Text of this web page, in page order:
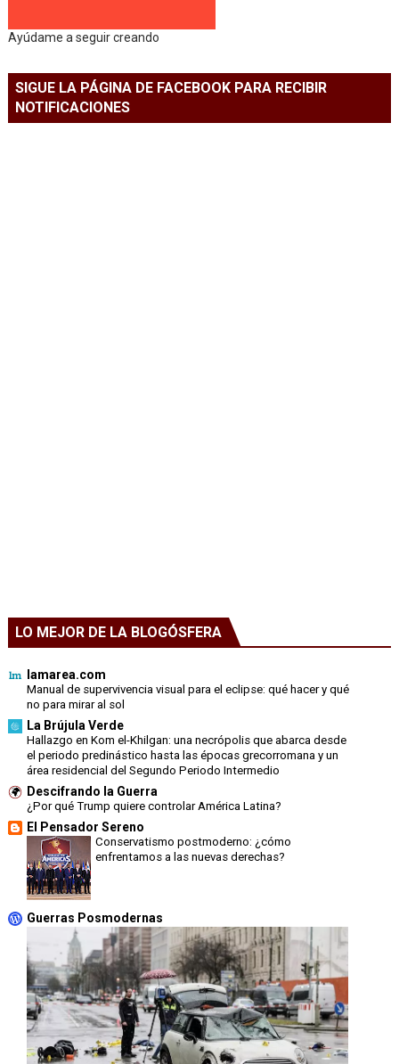
Ayúdame a seguir creando
SIGUE LA PÁGINA DE FACEBOOK PARA RECIBIR
NOTIFICACIONES
LO MEJOR DE LA BLOGÓSFERA
lamarea.com
Manual de supervivencia visual para el eclipse: qué hacer y qué
no para mirar al sol
La Brújula Verde
Hallazgo en Kom el-Khilgan: una necrópolis que abarca desde
el periodo predinástico hasta las épocas grecorromana y un
área residencial del Segundo Periodo Intermedio
Descifrando la Guerra
¿Por qué Trump quiere controlar América Latina?
El Pensador Sereno
Conservatismo postmoderno: ¿cómo
enfrentamos a las nuevas derechas?
Guerras Posmodernas